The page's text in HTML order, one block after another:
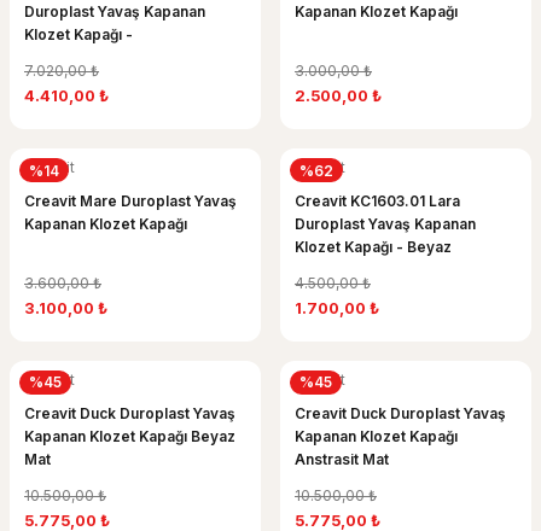
Duroplast Yavaş Kapanan
Klozet Kapağı -
7.020,00 ₺
4.410,00 ₺
Kapanan Klozet Kapağı
3.000,00 ₺
2.500,00 ₺
%14
Creavit
Creavit Mare Duroplast Yavaş
Kapanan Klozet Kapağı
3.600,00 ₺
3.100,00 ₺
%62
Creavit
Creavit KC1603.01 Lara
Duroplast Yavaş Kapanan
Klozet Kapağı - Beyaz
4.500,00 ₺
1.700,00 ₺
%45
Creavit
Creavit Duck Duroplast Yavaş
Kapanan Klozet Kapağı Beyaz
Mat
10.500,00 ₺
5.775,00 ₺
%45
Creavit
Creavit Duck Duroplast Yavaş
Kapanan Klozet Kapağı
Anstrasit Mat
10.500,00 ₺
5.775,00 ₺